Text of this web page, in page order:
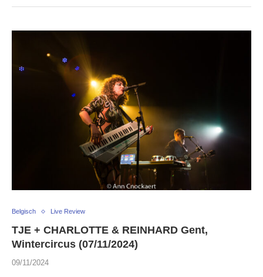
Belgisch Live Review
TJE + CHARLOTTE & REINHARD Gent,
Wintercircus (07/11/2024)
09/11/2024